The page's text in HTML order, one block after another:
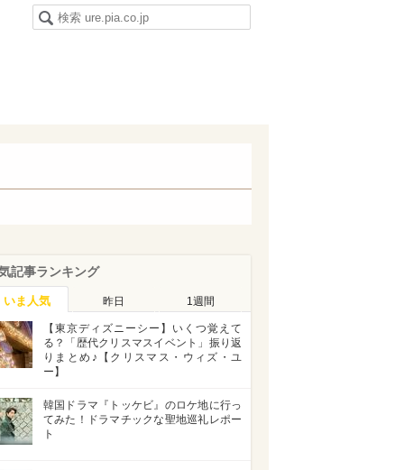
記事ランキング
いま人気 昨日 1週間
【東京ディズニーシー】いくつ覚えて
る？「歴代クリスマスイベント」振り返
りまとめ♪【クリスマス・ウィズ・ユ
ー】
韓国ドラマ『トッケビ』のロケ地に行っ
てみた！ドラマチックな聖地巡礼レポー
ト